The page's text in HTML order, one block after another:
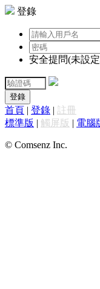
登錄
安全提問(未設
登錄
首頁 | 登錄 | 註冊
標準版 | 觸屏版 | 電腦
© Comsenz Inc.